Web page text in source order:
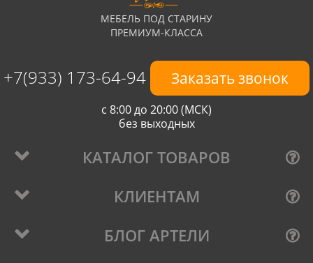
МЕБЕЛЬ ПОД СТАРИНУ
ПРЕМИУМ-КЛАССА
+7(933) 173-64-94 Заказать звонок
с 8:00 до 20:00 (МСК)
без выходных
КАТАЛОГ ТОВАРОВ
КЛИЕНТАМ
БЛОГ АРТЕЛИ